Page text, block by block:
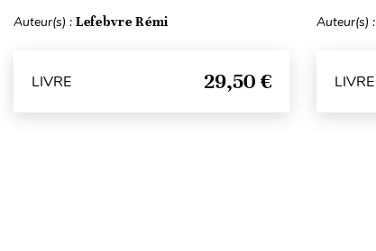
Auteur(s) : Lefebvre Rémi
LIVRE 29,50 €
Auteur(s) :
LIVRE